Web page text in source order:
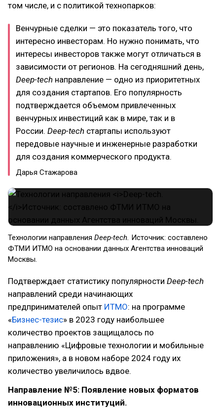
том числе, и с политикой технопарков:
Венчурные сделки — это показатель того, что
интересно инвесторам. Но нужно понимать, что
интересы инвесторов также могут отличаться в
зависимости от регионов. На сегодняшний день,
Deep-tech направление — одно из приоритетных
для создания стартапов. Его популярность
подтверждается объемом привлеченных
венчурных инвестиций как в мире, так и в
России. Deep-tech стартапы используют
передовые научные и инженерные разработки
для создания коммерческого продукта.
Дарья Стажарова
Технологии направления Deep-tech. Источник: составлено
ФТМИ ИТМО на основании данных Агентства инноваций
Москвы.
Подтверждает статистику популярности Deep-tech
направлений среди начинающих
предпринимателей опыт ИТМО: на программе
«Бизнес-тезис» в 2023 году наибольшее
количество проектов защищалось по
направлению «Цифровые технологии и мобильные
приложения», а в новом наборе 2024 году их
количество увеличилось вдвое.
Направление №5: Появление новых форматов
инновационных институций.